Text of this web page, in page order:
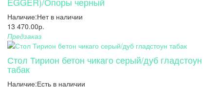
Наличие:Нет в наличии
13 470.00р.
Предзаказ
Стол Тирион бетон чикаго серый/дуб гладстоун
табак
Наличие:Есть в наличии